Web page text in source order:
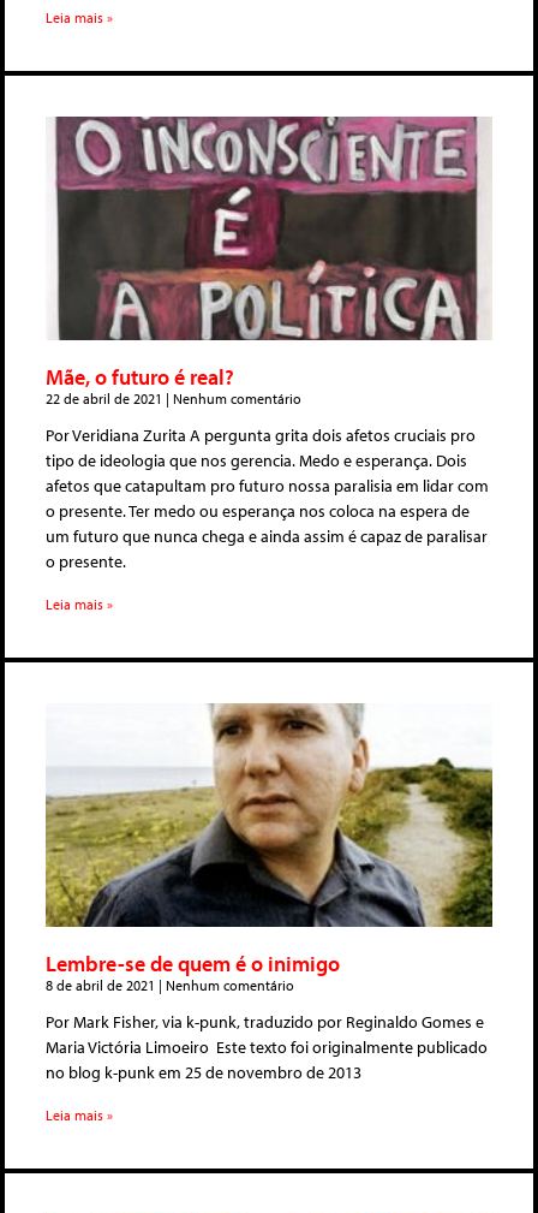
Leia mais »
Mãe, o futuro é real?
22 de abril de 2021 Nenhum comentário
Por Veridiana Zurita A pergunta grita dois afetos cruciais pro
tipo de ideologia que nos gerencia. Medo e esperança. Dois
afetos que catapultam pro futuro nossa paralisia em lidar com
o presente. Ter medo ou esperança nos coloca na espera de
um futuro que nunca chega e ainda assim é capaz de paralisar
o presente.
Leia mais »
Lembre-se de quem é o inimigo
8 de abril de 2021 Nenhum comentário
Por Mark Fisher, via k-punk, traduzido por Reginaldo Gomes e
Maria Victória Limoeiro Este texto foi originalmente publicado
no blog k-punk em 25 de novembro de 2013
Leia mais »